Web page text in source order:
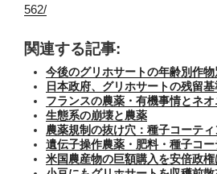
562/
関連する記事:
今後のグリホサートの年齢別作
日本政府、グリホサートの残留
フランスの農薬・有機事情とネ
生態系の崩壊と農薬
農薬規制の抜け穴：種子コーティ
遺伝子操作農薬・肥料・種子コー
米国農産物の巨額購入を安倍政権